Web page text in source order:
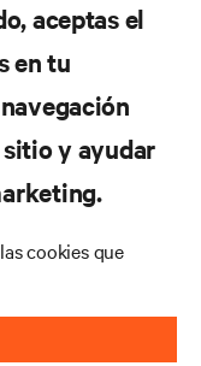
aceptas el
en tu
y ayudar
cookies que